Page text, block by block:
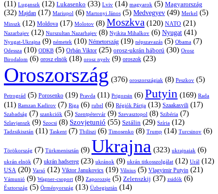
(11) Luganszk (12) Lukasenko (33) Lviv (14) magyarok (5) Magyarország
(32) Majdan (17) Mariupol (6) Martonyi János (5) Medvegyev (49) Merkel (5)
Minszk (12) Moldova (17) Molotov (8) Moszkva (120) NATO (21)
Nazarbajev (12) Nurszultan Nazarbajev (8) Nyikita Mihalkov (6) Nyugat (41)
Nyugat-Ukrajna (9) németek (10) Németország (19) népszavazás (5) Obama (7)
Odessza (10) ODKB (5) Orbán Viktor (25) orosz-ukrán háború (30) Orosz
Birodalom (6) orosz elnök (18) orosz nyelv (9) oroszok (23)
Oroszország (376) oroszországiak (8) Peszkov (5)
Petrográd (5) Porosenko (19) Pravda (11) Prigozsin (6) Putyin (169) Rada
(11) Ramzan Kadirov (7) Riga (6) rubel (6) Régiók Pártja (13) Szaakasvili (17)
Szabadság (7) szankciók (5) Szentpétervár (9) Szevasztopol (8) Szibéria (7)
Szlavjanszk (9) Szocsi (8) Szovjetunió (55) Sztálin (29) Szíria (12)
Tadzsikisztán (11) Taskent (7) Tbiliszi (6) Timosenko (8) Trump (14) Turcsinov (6)
Törökország (7) Türkmenisztán (9) Ukrajna (323) ukrajnaiak (6)
ukrán elnök (7) ukrán hadsereg (23) ukránok (9) ukrán titkosszolgálat (12) Urál (12)
USA (20) Varsó (12) Viktor Janukovics (19) Vilnius (5) Vlagyimir Putyin (21)
Vámunió (9) Wagner-csoport (8) Zaporozsje (5) Zelenszkij (37) zsidók (6)
Észtország (5) Örményország (13) Üzbegisztán (14)